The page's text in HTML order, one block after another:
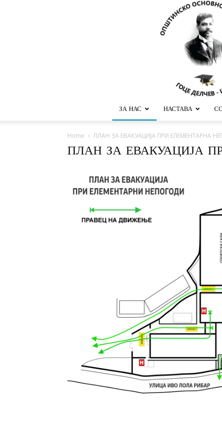
ЗА НАС НАСТАВА
Home ПЛАН ЗА ЕВАКУАЦИЈА ПРИ ЕЛЕМЕНТАРНА
ПЛАН ЗА ЕВАКУАЦИЈА